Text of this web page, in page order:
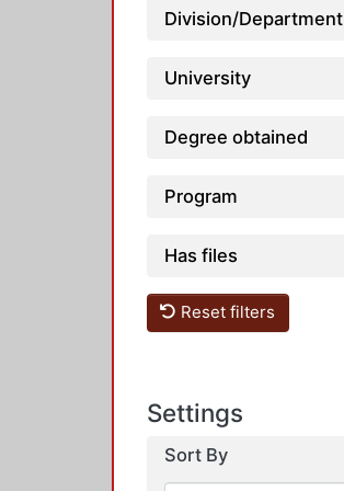
Division/Department
University
Degree obtained
Program
Has files
Reset filters
Settings
Sort By